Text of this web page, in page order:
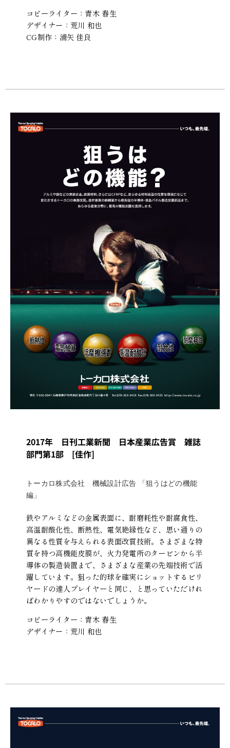
コピーライター：青木 春生
デザイナー：荒川 和也
CG制作：浦矢 佳良
2017年 日刊工業新聞 日本産業広告賞 雑誌
部門第1部 [佳作]
トーカロ株式会社 機械設計広告 「狙うはどの機能
編」
鉄やアルミなどの金属表面に、耐磨耗性や耐腐食性、
高温耐酸化性、断熱性、電気絶縁性など、思い通りの
異なる性質を与えられる表面改質技術。さまざまな特
質を持つ高機能皮膜が、火力発電所のタービンから半
導体の製造装置まで、さまざまな産業の先端技術で活
躍しています。狙った的球を確実にショットするビリ
ヤードの達人プレイヤーと同じ、と思っていただけれ
ばわかりやすのではないでしょうか。
コピーライター：青木 春生
デザイナー：荒川 和也